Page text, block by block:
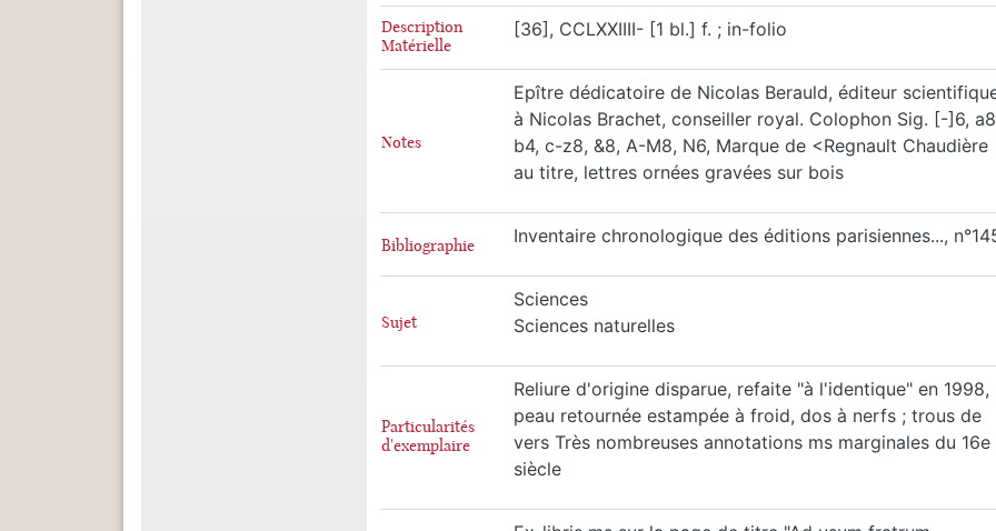
Description
Matérielle
[36], CCLXXIIII- [1 bl.] f. ; in-folio
Notes
Epître dédicatoire de Nicolas Berauld, éditeur
à Nicolas Brachet, conseiller royal. Colophon Sig. [-]6,
b4, c-z8, &8, A-M8, N6, Marque de <Regnault Chaudière
au titre, lettres ornées gravées sur bois
Bibliographie Inventaire chronologique des éditions parisiennes...,
Sujet
Sciences
Sciences naturelles
Particularités
d'exemplaire
Reliure d'origine disparue, refaite "à l'identique" en 1998,
peau retournée estampée à froid, dos à nerfs ; trous de
vers Très nombreuses annotations ms marginales du 16e
siècle